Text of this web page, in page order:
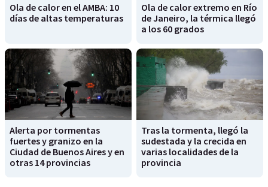
Ola de calor en el AMBA: 10
días de altas temperaturas
Ola de calor extremo en Río
de Janeiro, la térmica llegó
a los 60 grados
Alerta por tormentas
fuertes y granizo en la
Ciudad de Buenos Aires y en
otras 14 provincias
Tras la tormenta, llegó la
sudestada y la crecida en
varias localidades de la
provincia